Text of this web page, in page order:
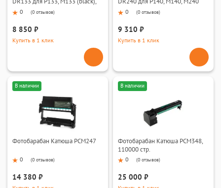
30000 стр.
0 (0 отзывов)
8 850 ₽
Купить в 1 клик
(black), 30000 стр.
0 (0 отзывов)
9 310 ₽
Купить в 1 клик
В наличии
Фотобарабан Катюша PCM247
0 (0 отзывов)
14 380 ₽
В наличии
Фотобарабан Катюша PCM348,
110000 стр.
0 (0 отзывов)
25 000 ₽